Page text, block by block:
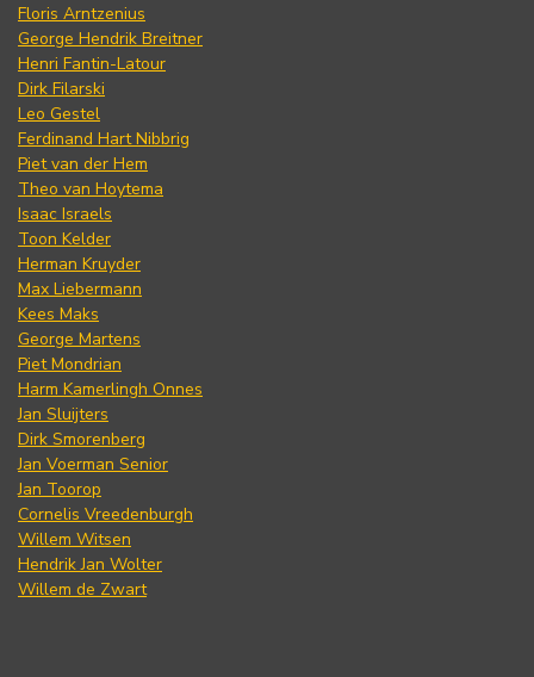
Floris Arntzenius
George Hendrik Breitner
Henri Fantin-Latour
Dirk Filarski
Leo Gestel
Ferdinand Hart Nibbrig
Piet van der Hem
Theo van Hoytema
Isaac Israels
Toon Kelder
Herman Kruyder
Max Liebermann
Kees Maks
George Martens
Piet Mondrian
Harm Kamerlingh Onnes
Jan Sluijters
Dirk Smorenberg
Jan Voerman Senior
Jan Toorop
Cornelis Vreedenburgh
Willem Witsen
Hendrik Jan Wolter
Willem de Zwart